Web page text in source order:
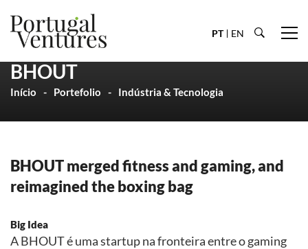
PT EN
BHOUT
Início Portefolio Indústria & Tecnologia
BHOUT merged fitness and gaming, and
reimagined the boxing bag
Big Idea
A BHOUT é uma startup na fronteira entre o gaming